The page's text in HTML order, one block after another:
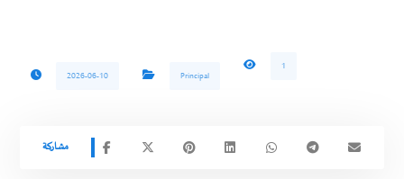
2026-06-10 Principal
1